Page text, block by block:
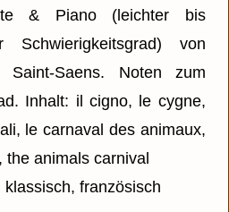
& Piano (leichter bis
Schwierigkeitsgrad) von
Saint-Saens. Noten zum
Inhalt: il cigno, le cygne,
le carnaval des animaux,
animals carnival
französisch